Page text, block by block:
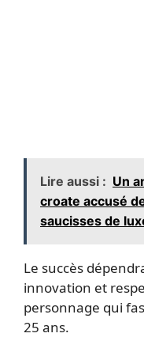
Lire aussi : Un
croate accusé
saucisses de
Le succès
innovation et
personnage qui
25 ans.